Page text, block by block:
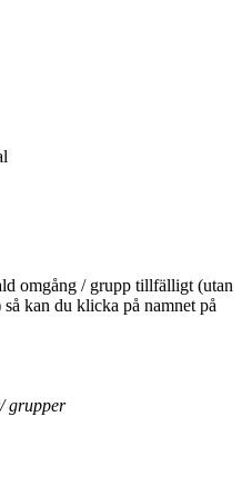
omgång / grupp tillfälligt (utan
kan du klicka på namnet på
grupper